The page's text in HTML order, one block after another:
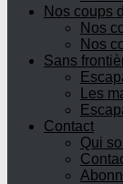
Nos coups
Nos
Nos
Sans
Les
Contact
Qui